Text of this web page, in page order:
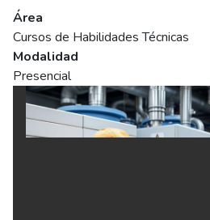
Área
Cursos de Habilidades Técnicas
Modalidad
Presencial
Ficha del curso